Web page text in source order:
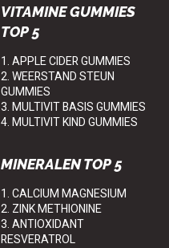
VITAMINE GUMMIES
TOP 5
1. APPLE CIDER GUMMIES
2. WEERSTAND STEUN
GUMMIES
3. MULTIVIT BASIS GUMMIES
4. MULTIVIT KIND GUMMIES
MINERALEN TOP 5
1. CALCIUM MAGNESIUM
2. ZINK METHIONINE
3. ANTIOXIDANT
RESVERATROL